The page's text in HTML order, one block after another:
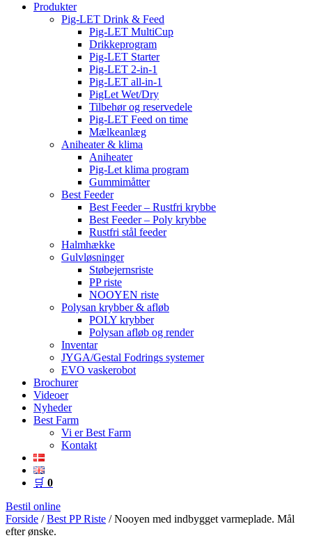
Produkter
Pig-LET Drink & Feed
Pig-LET MultiCup
Drikkeprogram
Pig-LET Starter
Pig-LET 2-in-1
Pig-LET all-in-1
PigLet Wet/Dry
Tilbehør og reservedele
Pig-LET Feed on time
Mælkeanlæg
Aniheater & klima
Aniheater
Pig-Let klima program
Gummimåtter
Best Feeder
Best Feeder – Rustfri krybbe
Best Feeder – Poly krybbe
Rustfri stål feeder
Halmhække
Gulvløsninger
Støbejernsriste
PP riste
NOOYEN riste
Polysan krybber & afløb
POLY krybber
Polysan afløb og render
Inventar
JYGA/Gestal Fodrings systemer
EVO vaskerobot
Brochurer
Videoer
Nyheder
Best Farm
Vi er Best Farm
Kontakt
🛒 0
Bestil online
Forside /Best PP Riste / Nooyen med indbygget varmeplade. Mål
efter ønske.